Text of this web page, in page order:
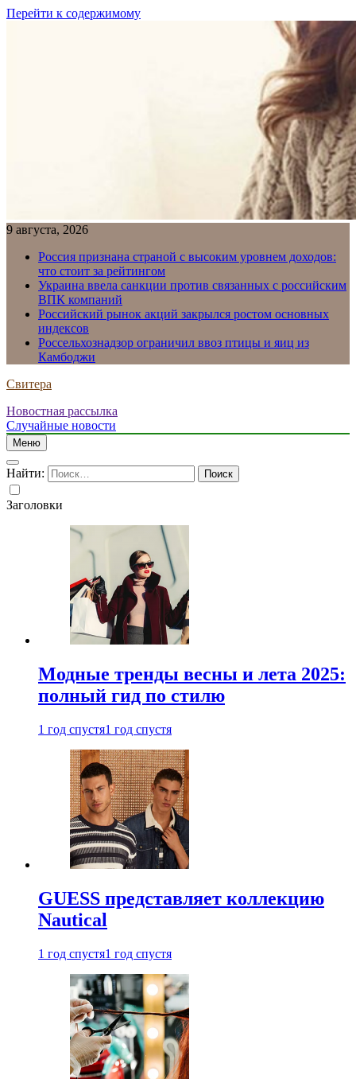
Перейти к содержимому
9 августа, 2026
Россия признана страной с высоким уровнем доходов:
что стоит за рейтингом
Украина ввела санкции против связанных с российским
ВПК компаний
Российский рынок акций закрылся ростом основных
индексов
Россельхознадзор ограничил ввоз птицы и яиц из
Камбоджи
Свитера
Новостная рассылка
Случайные новости
Меню
Найти:
Заголовки
Модные тренды весны и лета 2025:
полный гид по стилю
1 год спустя1 год спустя
GUESS представляет коллекцию
Nautical
1 год спустя1 год спустя